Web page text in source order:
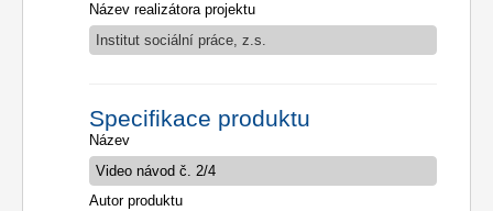
Název realizátora projektu
Institut sociální práce, z.s.
Specifikace produktu
Název
Autor produktu